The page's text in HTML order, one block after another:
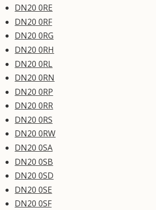
DN20 0RE
DN20 0RF
DN20 0RG
DN20 0RH
DN20 0RL
DN20 0RN
DN20 0RP
DN20 0RR
DN20 0RS
DN20 0RW
DN20 0SA
DN20 0SB
DN20 0SD
DN20 0SE
DN20 0SF